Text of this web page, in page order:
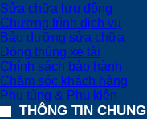
Sửa chữa lưu động
Chương trình dịch vụ
Bảo dưỡng sửa chữa
Đóng thùng xe tải
Chính sách bảo hành
Chăm sóc khách hàng
Phụ tùng & Phụ kiện
THÔNG TIN CHUNG